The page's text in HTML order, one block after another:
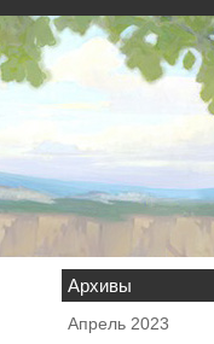
Архивы
Апрель 2023